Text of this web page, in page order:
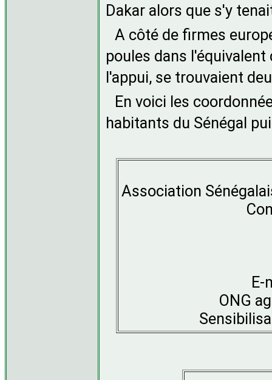
Dakar alors que s'y
A côté de firmes
poules dans
l'appui, se trouvaient
En voici les
habitants du Sénégal
Association
E-
ONG